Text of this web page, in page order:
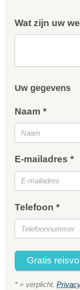
Wat zijn uw
Uw gegevens
Naam *
E-mailadres *
Telefoon *
Gratis
* = verplicht.